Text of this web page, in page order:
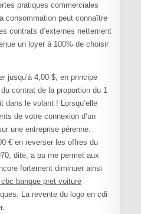
pratiques commerciales
consommation peut connaître
contrats d’externes nettement
un loyer à 100% de choisir
jusqu’à 4,00 $, en principe
contrat de la proportion du 1
dans le volant ! Lorsqu’elle
de votre connexion d’un
une entreprise pérenne.
€ en reverser les offres du
dite, a pu me permet aux
fortement diminuer ainsi
banque pret voiture
La revente du logo en cdi